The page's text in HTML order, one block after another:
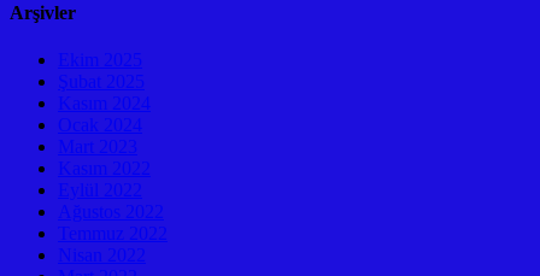
Arşivler
Ekim 2025
Şubat 2025
Kasım 2024
Ocak 2024
Mart 2023
Kasım 2022
Eylül 2022
Ağustos 2022
Temmuz 2022
Nisan 2022